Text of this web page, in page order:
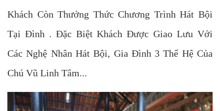
Khách Còn Thưởng Thức Chương Trình Hát Bội
Tại Đình . Đặc Biệt Khách Được Giao Lưu Với
Các Nghệ Nhân Hát Bội, Gia Đình 3 Thế Hệ Của
Chú Vũ Linh Tâm...